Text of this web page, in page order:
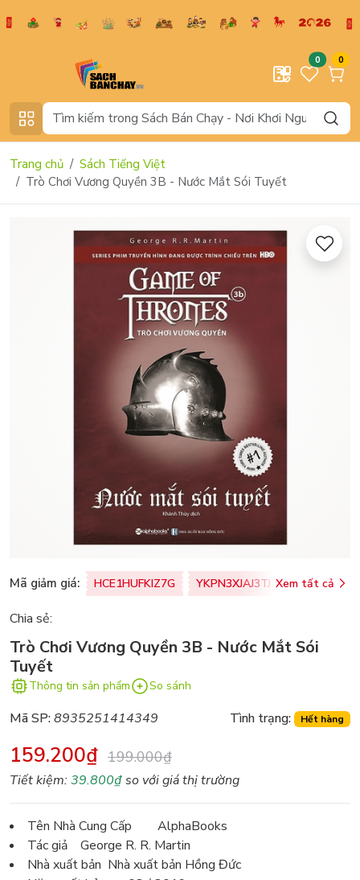
0 0
Trang chủ
Sách Tiếng Việt
Trò Chơi Vương Quyền 3B - Nước Mắt Sói Tuyết
Mã giảm giá: HCE1HUFKIZ7G YKPN3XJAJ3TJ Xem tất cả
Chia sẻ:
Trò Chơi Vương Quyền 3B - Nước Mắt Sói
Tuyết
Thông tin sản phẩm So sánh
Mã SP:8935251414349 Tình trạng: Hết hàng
159.200₫ 199.000₫
Tiết kiệm:39.800₫so với giá thị trường
Tên Nhà Cung Cấp AlphaBooks
Tác giả George R. R. Martin
Nhà xuất bản Nhà xuất bản Hồng Đức